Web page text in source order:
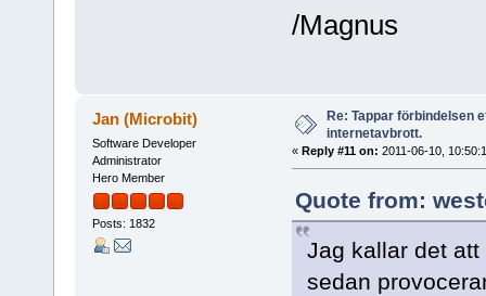
/Magnus
Jan (Microbit)
Software Developer
Administrator
Hero Member
Posts: 1832
Re: Tappar förbindelsen
internetavbrott.
« Reply #11 on: 2011-06-10,
Quote from:
Jag kallar det
sedan